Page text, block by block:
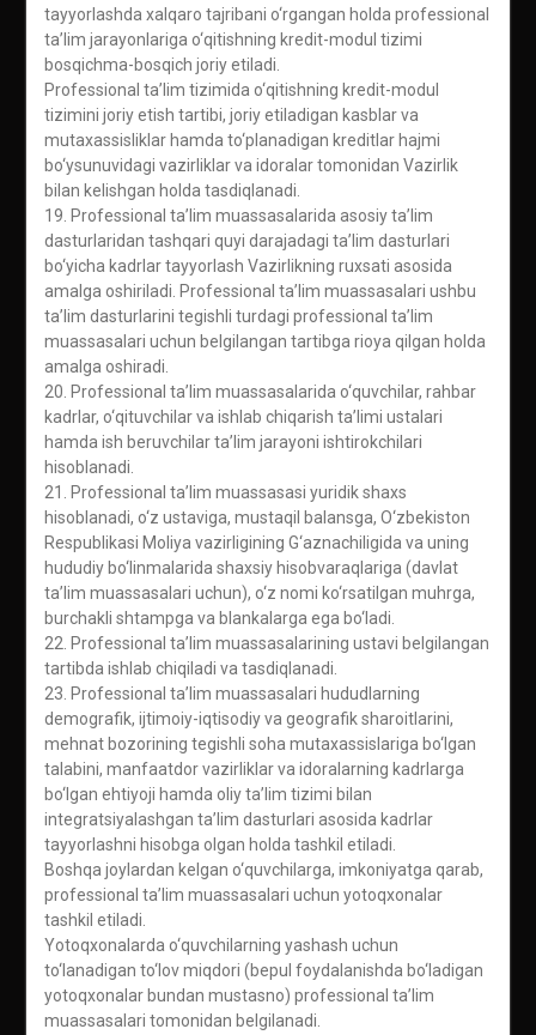
tayyorlashda xalqaro tajribani o‘rgangan holda professional
ta’lim jarayonlariga o‘qitishning kredit-modul tizimi
bosqichma-bosqich joriy etiladi.
Professional ta’lim tizimida o‘qitishning kredit-modul
tizimini joriy etish tartibi, joriy etiladigan kasblar va
mutaxassisliklar hamda to‘planadigan kreditlar hajmi
bo‘ysunuvidagi vazirliklar va idoralar tomonidan Vazirlik
bilan kelishgan holda tasdiqlanadi.
19. Professional ta’lim muassasalarida asosiy ta’lim
dasturlaridan tashqari quyi darajadagi ta’lim dasturlari
bo‘yicha kadrlar tayyorlash Vazirlikning ruxsati asosida
amalga oshiriladi. Professional ta’lim muassasalari ushbu
ta’lim dasturlarini tegishli turdagi professional ta’lim
muassasalari uchun belgilangan tartibga rioya qilgan holda
amalga oshiradi.
20. Professional ta’lim muassasalarida o‘quvchilar, rahbar
kadrlar, o‘qituvchilar va ishlab chiqarish ta’limi ustalari
hamda ish beruvchilar ta’lim jarayoni ishtirokchilari
hisoblanadi.
21. Professional ta’lim muassasasi yuridik shaxs
hisoblanadi, o‘z ustaviga, mustaqil balansga, O‘zbekiston
Respublikasi Moliya vazirligining G‘aznachiligida va uning
hududiy bo‘linmalarida shaxsiy hisobvaraqlariga (davlat
ta’lim muassasalari uchun), o‘z nomi ko‘rsatilgan muhrga,
burchakli shtampga va blankalarga ega bo‘ladi.
22. Professional ta’lim muassasalarining ustavi belgilangan
tartibda ishlab chiqiladi va tasdiqlanadi.
23. Professional ta’lim muassasalari hududlarning
demografik, ijtimoiy-iqtisodiy va geografik sharoitlarini,
mehnat bozorining tegishli soha mutaxassislariga bo‘lgan
talabini, manfaatdor vazirliklar va idoralarning kadrlarga
bo‘lgan ehtiyoji hamda oliy ta’lim tizimi bilan
integratsiyalashgan ta’lim dasturlari asosida kadrlar
tayyorlashni hisobga olgan holda tashkil etiladi.
Boshqa joylardan kelgan o‘quvchilarga, imkoniyatga qarab,
professional ta’lim muassasalari uchun yotoqxonalar
tashkil etiladi.
Yotoqxonalarda o‘quvchilarning yashash uchun
to‘lanadigan to‘lov miqdori (bepul foydalanishda bo‘ladigan
yotoqxonalar bundan mustasno) professional ta’lim
muassasalari tomonidan belgilanadi.